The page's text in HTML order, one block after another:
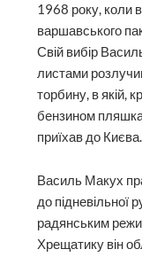
1968 року, коли
варшавського
Свій вибір
листами
торбину, в якій,
бензином
приїхав до Києва.
Василь Макух
до підневільної
радянським
Хрещатику він